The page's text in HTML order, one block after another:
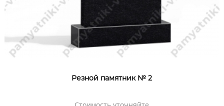
Резной памятник № 2